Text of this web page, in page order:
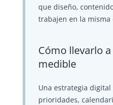
que diseño,
trabajen en la misma
Cómo llevarlo
medible
Una estrategia
prioridades,